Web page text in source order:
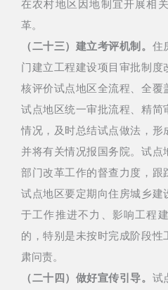
在农村地区因地制宜开展相
革。
（二十三）建立考评机制。 住
门建立工程建设项目审批制
核评价试点地区全流程、全覆
试点地区统一审批流程、精
情况，及时总结试点做法，形
并将有关情况报国务院。试
部门改革工作的督查力度，跟
试点地区要定期向住房城乡
于工作推进不力、影响工程
的，特别是未按时完成阶段
肃问责。
（二十四）做好宣传引导。 试